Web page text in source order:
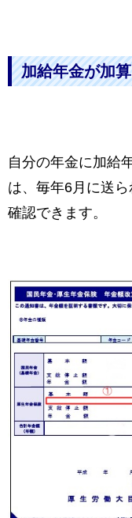
加給年金が加
自分の年金に加給
は、毎年6月に送
確認できます。